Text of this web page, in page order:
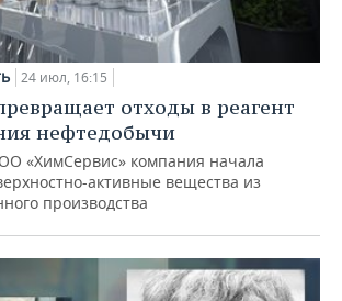
24 июл, 16:15
отходы в реагент
нефтедобычи
«ХимСервис» компания начала
активные вещества из
производства